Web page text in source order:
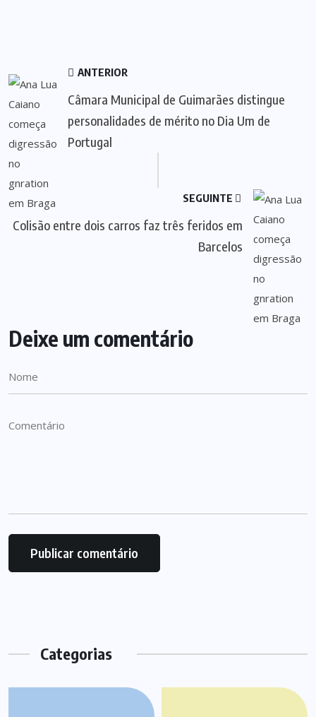
ANTERIOR
Câmara Municipal de Guimarães distingue
personalidades de mérito no Dia Um de
Portugal
SEGUINTE
Colisão entre dois carros faz três feridos em
Barcelos
Deixe um comentário
Categorias